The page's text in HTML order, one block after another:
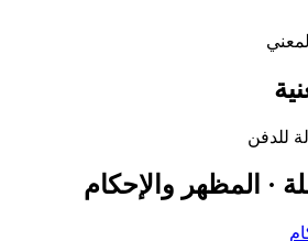
· المظهر والإحكام